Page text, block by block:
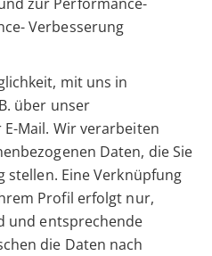
Verbesserung
mit uns in
über unser
Mail. Wir verarbeiten
Daten, die Sie
stellen. Eine Verknüpfung
Profil erfolgt nur,
und entsprechende
die Daten nach